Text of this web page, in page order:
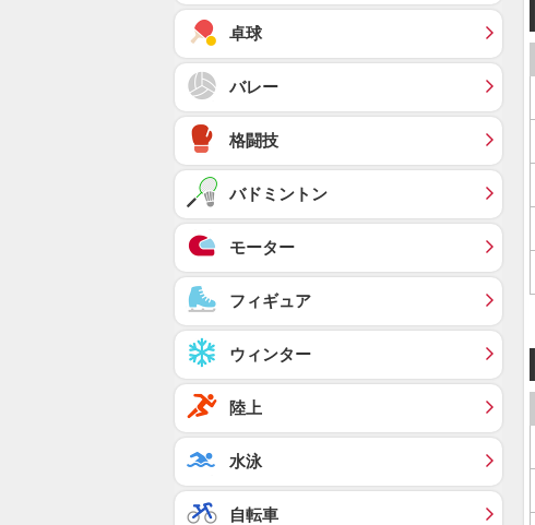
卓球
バレー
格闘技
バドミントン
モーター
フィギュア
ウィンター
陸上
水泳
自転車